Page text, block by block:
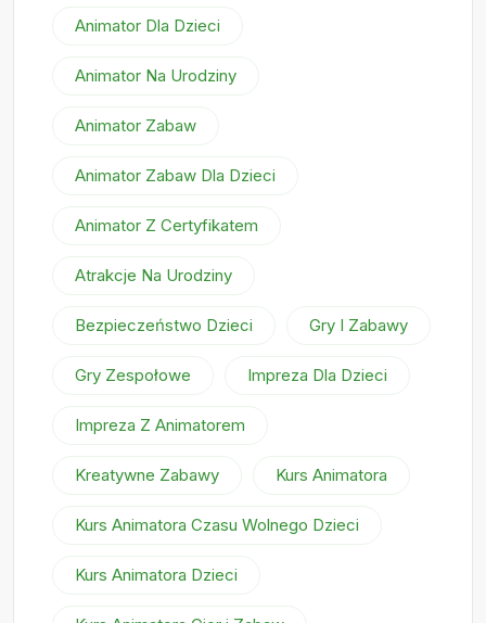
Animator Dla Dzieci
Animator Na Urodziny
Animator Zabaw
Animator Zabaw Dla Dzieci
Animator Z Certyfikatem
Atrakcje Na Urodziny
Bezpieczeństwo Dzieci Gry I Zabawy
Gry Zespołowe Impreza Dla Dzieci
Impreza Z Animatorem
Kreatywne Zabawy Kurs Animatora
Kurs Animatora Czasu Wolnego Dzieci
Kurs Animatora Dzieci